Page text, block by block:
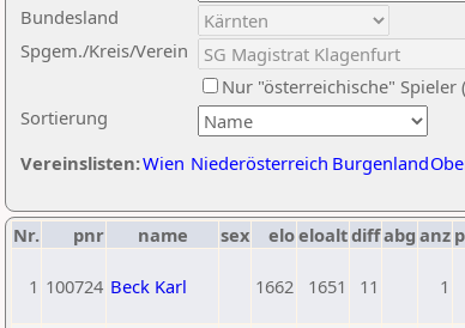
Sortierung
Bundesland
Spgem./Kreis/Verein
Nur "österreichische" Spieler
Vereinslisten:Wien Niederösterreich Burgenland
Nr. pnr name sex eloeloaltdiffabg anz
1 100724 Beck Karl 1662 1651 11 1